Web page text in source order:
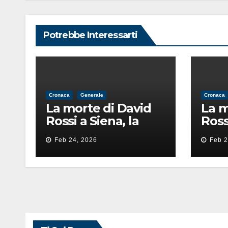
Potrebbe Interessarti
Cronaca Generale
La morte di David
Rossi a Siena, la
perizia lancia la
pista di
un’intimidazione
finita male
Feb 24, 2026
Cronaca
La
Feb